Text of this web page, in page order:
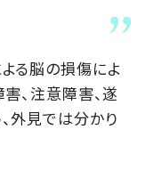
る脳の損傷によ
、注意障害、遂
外見では分かり